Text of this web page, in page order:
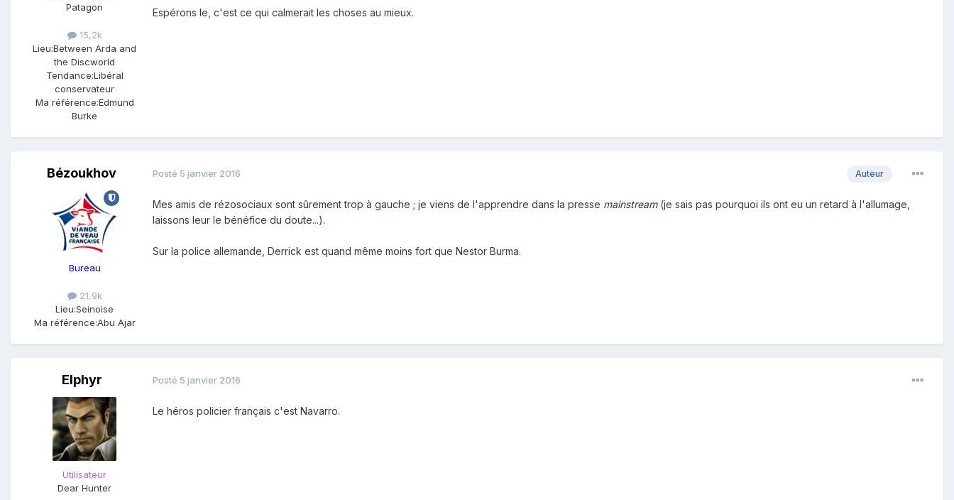
Patagon
15,2k
Lieu:Between Arda and
the Discworld
Tendance:Libéral
conservateur
Ma référence:Edmund
Burke
Espérons le, c'est ce qui calmerait les choses au mieux.
Bézoukhov
Bureau
21,9k
Lieu:Seinoise
Ma référence:Abu Ajar
Auteur
Posté 5 janvier 2016
Mes amis de rézosociaux sont sûrement trop à gauche ; je viens de l'apprendre dans la presse mainstream(je sais pas pourquoi ils ont eu un retard à l'allumage,
laissons leur le bénéfice du doute...).
Sur la police allemande, Derrick est quand même moins fort que Nestor Burma.
Elphyr
Utilisateur
Dear Hunter
Posté 5 janvier 2016
Le héros policier français c'est Navarro.